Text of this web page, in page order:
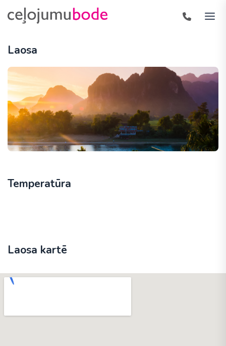
Laosa
Temperatūra
Laosa kartē